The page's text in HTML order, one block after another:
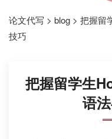
论文代写 > blog > 把握留
技巧
把握留学生
语